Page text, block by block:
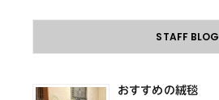
STAFF BLOG
おすすめの絨毯